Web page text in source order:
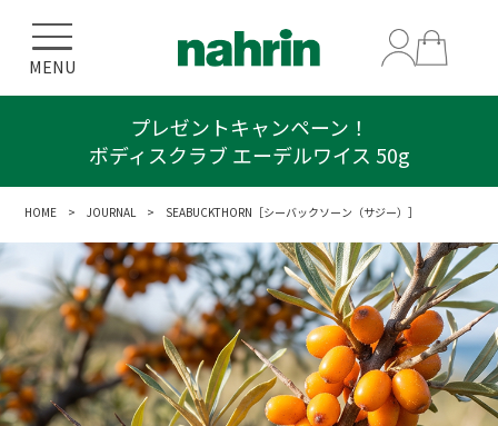
MENU
プレゼントキャンペーン！
ボディスクラブ エーデルワイス 50g
HOME >JOURNAL> SEABUCKTHORN［シーバックソーン（サジー）］